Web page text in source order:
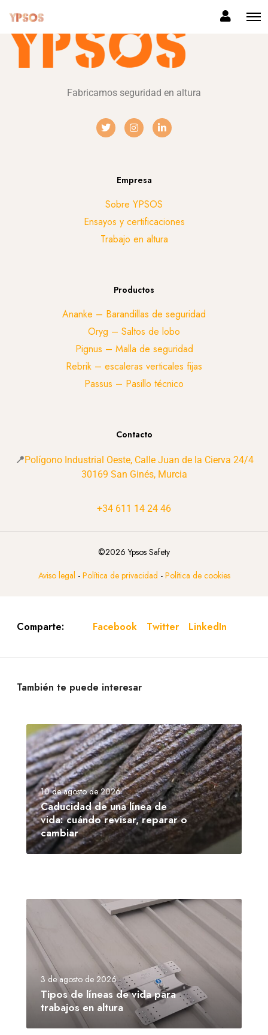
Fabricamos seguridad en altura
Empresa
Sobre YPSOS
Ensayos y certificaciones
Trabajo en altura
Productos
Ananke – Barandillas de seguridad
Oryg – Saltos de lobo
Pignus – Malla de seguridad
Rebrik – escaleras verticales fijas
Passus – Pasillo técnico
Contacto
📍Polígono Industrial Oeste, Calle Juan de la Cierva 24/4
30169 San Ginés, Murcia
+34 611 14 24 46
©2026 Ypsos Safety
Aviso legal - Política de privacidad - Política de cookies
Comparte: Facebook Twitter LinkedIn
También te puede interesar
10 de agosto de 2026
Caducidad de una línea de
vida: cuándo revisar, reparar o
cambiar
3 de agosto de 2026
Tipos de líneas de vida para
trabajos en altura